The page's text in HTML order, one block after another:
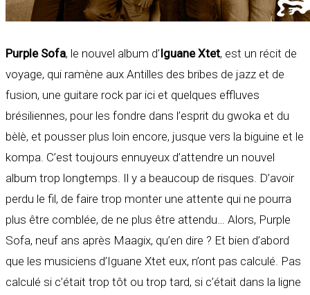
Purple Sofa, le nouvel album d’Iguane Xtet, est un récit de
voyage, qui ramène aux Antilles des bribes de jazz et de
fusion, une guitare rock par ici et quelques effluves
brésiliennes, pour les fondre dans l’esprit du gwoka et du
bèlè, et pousser plus loin encore, jusque vers la biguine et le
kompa. C’est toujours ennuyeux d’attendre un nouvel
album trop longtemps. Il y a beaucoup de risques. D’avoir
perdu le fil, de faire trop monter une attente qui ne pourra
plus être comblée, de ne plus être attendu… Alors, Purple
Sofa, neuf ans après Maagix, qu’en dire ? Et bien d’abord
que les musiciens d’Iguane Xtet eux, n’ont pas calculé. Pas
calculé si c’était trop tôt ou trop tard, si c’était dans la ligne